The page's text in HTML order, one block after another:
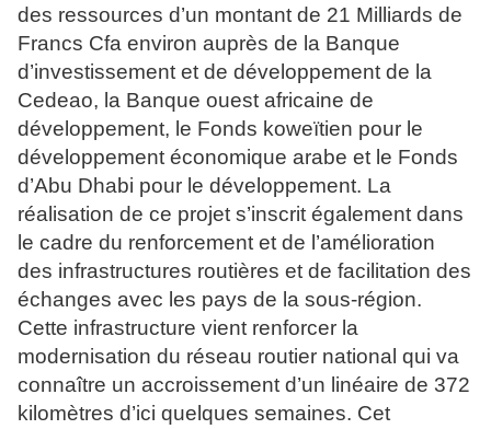
des ressources d’un montant de 21 Milliards de
Francs Cfa environ auprès de la Banque
d’investissement et de développement de la
Cedeao, la Banque ouest africaine de
développement, le Fonds koweïtien pour le
développement économique arabe et le Fonds
d’Abu Dhabi pour le développement. La
réalisation de ce projet s’inscrit également dans
le cadre du renforcement et de l’amélioration
des infrastructures routières et de facilitation des
échanges avec les pays de la sous-région.
Cette infrastructure vient renforcer la
modernisation du réseau routier national qui va
connaître un accroissement d’un linéaire de 372
kilomètres d’ici quelques semaines. Cet